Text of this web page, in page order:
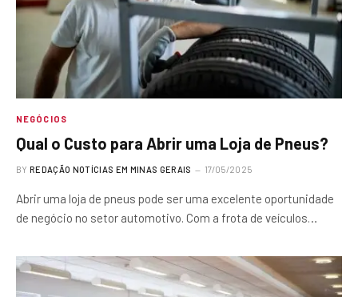
NEGÓCIOS
Qual o Custo para Abrir uma Loja de Pneus?
BY REDAÇÃO NOTÍCIAS EM MINAS GERAIS 17/05/2025
Abrir uma loja de pneus pode ser uma excelente oportunidade
de negócio no setor automotivo. Com a frota de veículos…